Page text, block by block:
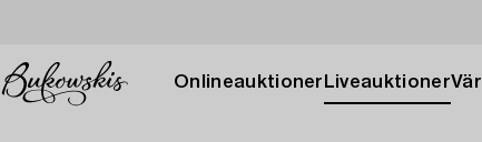
Onlineauktioner Liveauktioner